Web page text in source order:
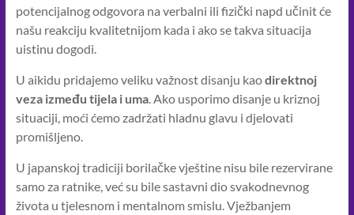
potencijalnog odgovora na verbalni ili fizički napd učinit će
našu reakciju kvalitetnijom kada i ako se takva situacija
uistinu dogodi.
U aikidu pridajemo veliku važnost disanju kaodirektnoj
veza između tijela i uma. Ako usporimo disanje u kriznoj
situaciji, moći ćemo zadržati hladnu glavu i djelovati
promišljeno.
U japanskoj tradiciji borilačke vještine nisu bile rezervirane
samo za ratnike, već su bile sastavni dio svakodnevnog
života u tjelesnom i mentalnom smislu. Vježbanjem